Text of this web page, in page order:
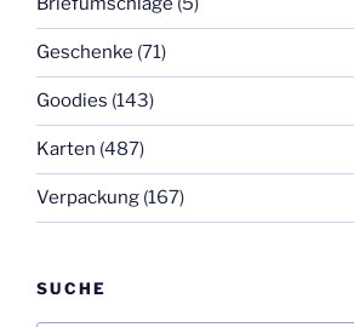
Geschenke (71)
Goodies (143)
Karten (487)
Verpackung (167)
SUCHE